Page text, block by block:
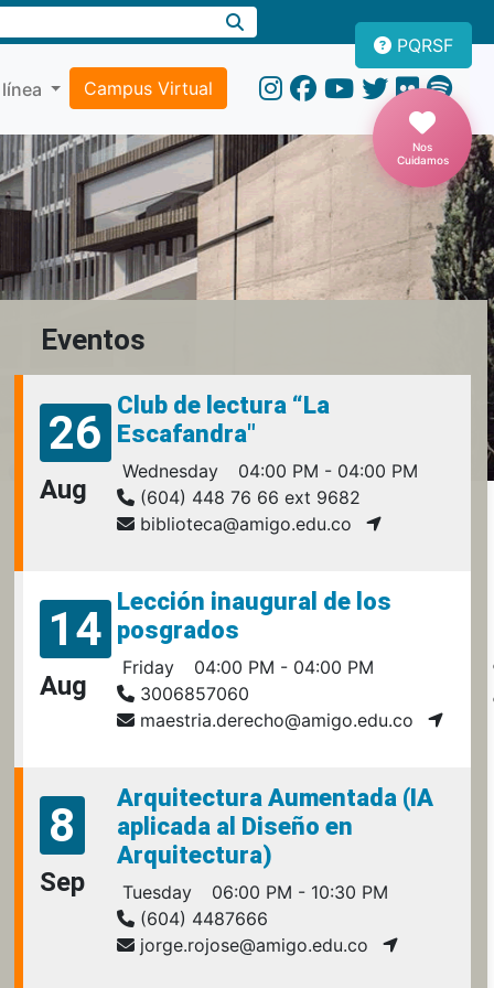
Campus Virtual
PQRSF
Nos
Cuidamos
Eventos
26
Aug
Club de lectura “La
Escafandra"
Wednesday
04:00 PM - 04:00 PM
(604) 448 76 66 ext 9682
biblioteca@amigo.edu.co
14
Aug
Lección inaugural de los
posgrados
Friday
04:00 PM - 04:00 PM
3006857060
maestria.derecho@amigo.edu.co
8
Sep
Arquitectura Aumentada (IA
aplicada al Diseño en
Arquitectura)
Tuesday
06:00 PM - 10:30 PM
(604) 4487666
jorge.rojose@amigo.edu.co